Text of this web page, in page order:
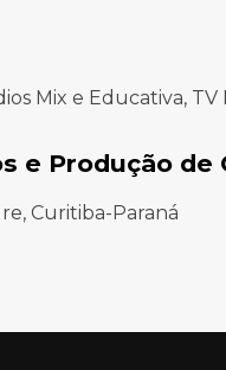
Mix e Educativa, TV
e Produção de
Curitiba-Paraná